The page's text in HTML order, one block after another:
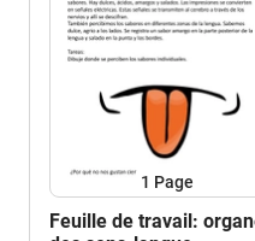
1 Page
Feuille de travail: